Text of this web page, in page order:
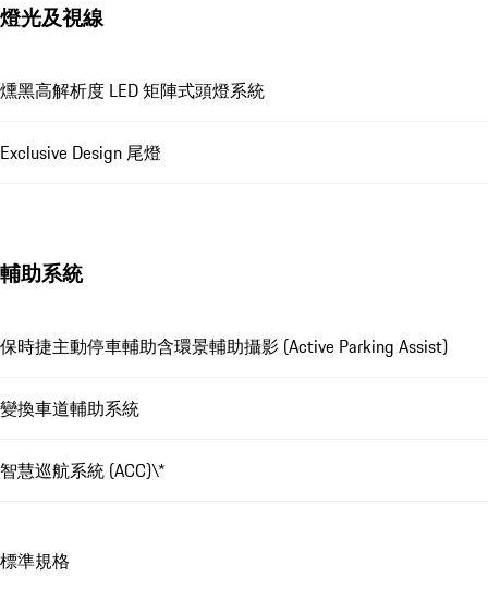
燈光及視線
燻黑高解析度 LED 矩陣式頭燈系統
Exclusive Design 尾燈
輔助系統
保時捷主動停車輔助含環景輔助攝影 (Active Parking Assist)
變換車道輔助系統
智慧巡航系統 (ACC)\*
標準規格